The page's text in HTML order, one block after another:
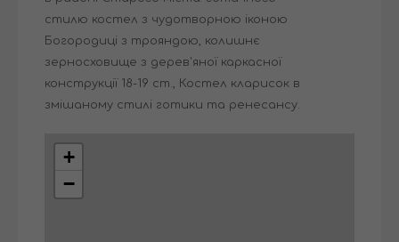
стилю костел з чудотворною іконою
Богородиці з трояндою, колишнє
зерносховище з дерев'яної каркасної
конструкції 18-19 ст., Костел кларисок в
змішаному стилі готики та ренесансу.
+
−